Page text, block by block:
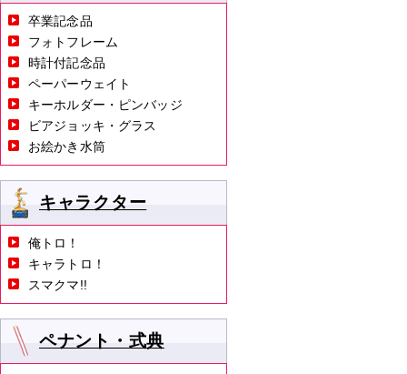
卒業記念品
フォトフレーム
時計付記念品
ペーパーウェイト
キーホルダー・ピンバッジ
ビアジョッキ・グラス
お絵かき水筒
キャラクター
俺トロ！
キャラトロ！
スマクマ!!
ペナント・式典